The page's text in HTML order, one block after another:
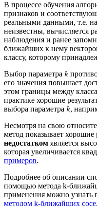
В процессе обучения
признаков и
реальными данными, т.е.
неизвестны, вычисляется
наблюдения и ранее
ближайших к нему
классу, которому
Выбор параметра k
его значения повышает
этом границы между
практике хорошие
выбора параметра k,
Несмотря на свою
метод показывает хорошие
недостатком является
которая увеличивается
примеров.
Подробнее об описании
помощью метода k-
применения можно узнать
методом k-ближайших